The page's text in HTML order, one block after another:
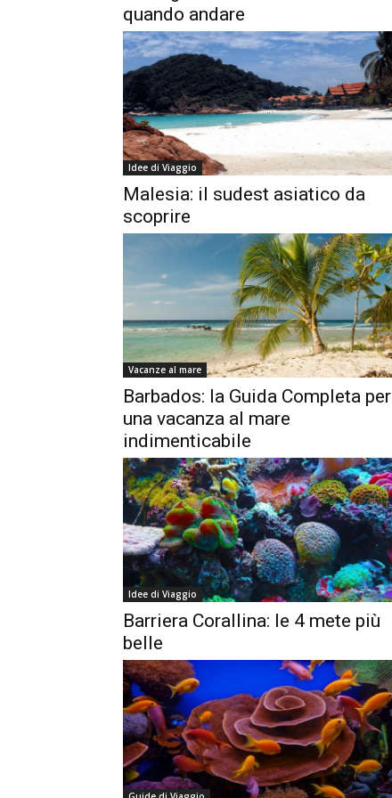
quando andare
Idee di Viaggio
Malesia: il sudest asiatico da
scoprire
Vacanze al mare
Barbados: la Guida Completa per
una vacanza al mare
indimenticabile
Idee di Viaggio
Barriera Corallina: le 4 mete più
belle